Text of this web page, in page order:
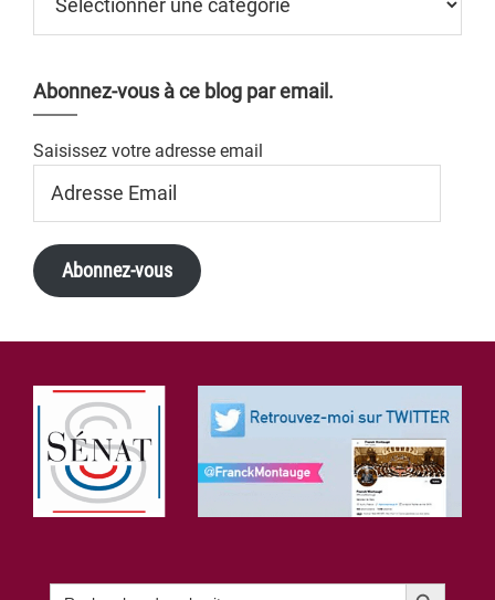
Abonnez-vous à ce blog par email.
Saisissez votre adresse email
Email
Abonnez-vous
Footer
Search Search Button